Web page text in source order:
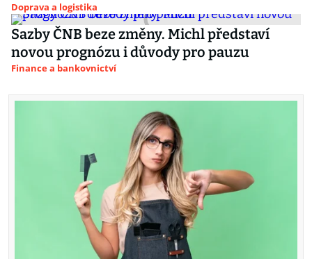
Doprava a logistika
Sazby ČNB beze změny. Michl představí
novou prognózu i důvody pro pauzu
Finance a bankovnictví